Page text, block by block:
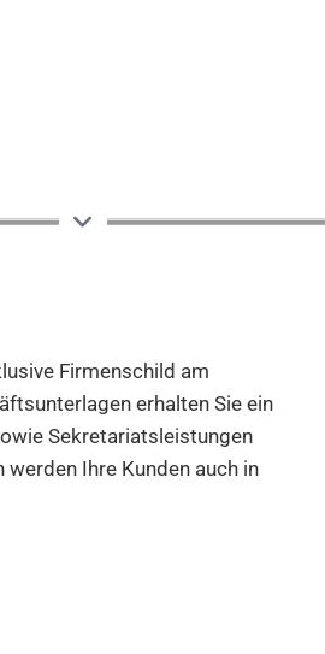
Firmenschild am
erhalten Sie ein
Sekretariatsleistungen
Ihre Kunden auch in